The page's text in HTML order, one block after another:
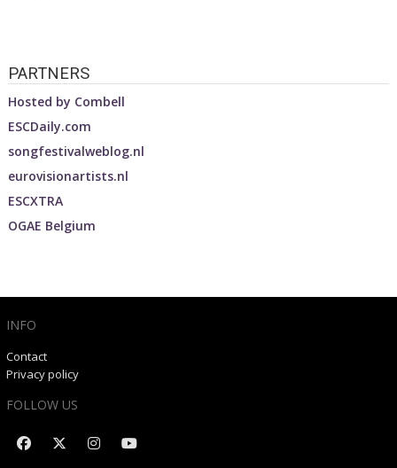
PARTNERS
Hosted by Combell
ESCDaily.com
songfestivalweblog.nl
eurovisionartists.nl
ESCXTRA
OGAE Belgium
INFO
Contact
Privacy policy
FOLLOW US